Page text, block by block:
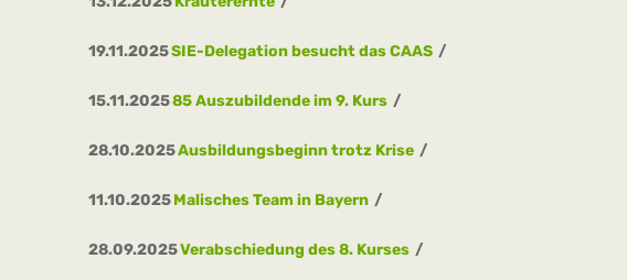
19.11.2025SIE-Delegation besucht das CAAS
15.11.202585 Auszubildende im 9. Kurs
28.10.2025Ausbildungsbeginn trotz Krise
11.10.2025Malisches Team in Bayern
28.09.2025Verabschiedung des 8. Kurses